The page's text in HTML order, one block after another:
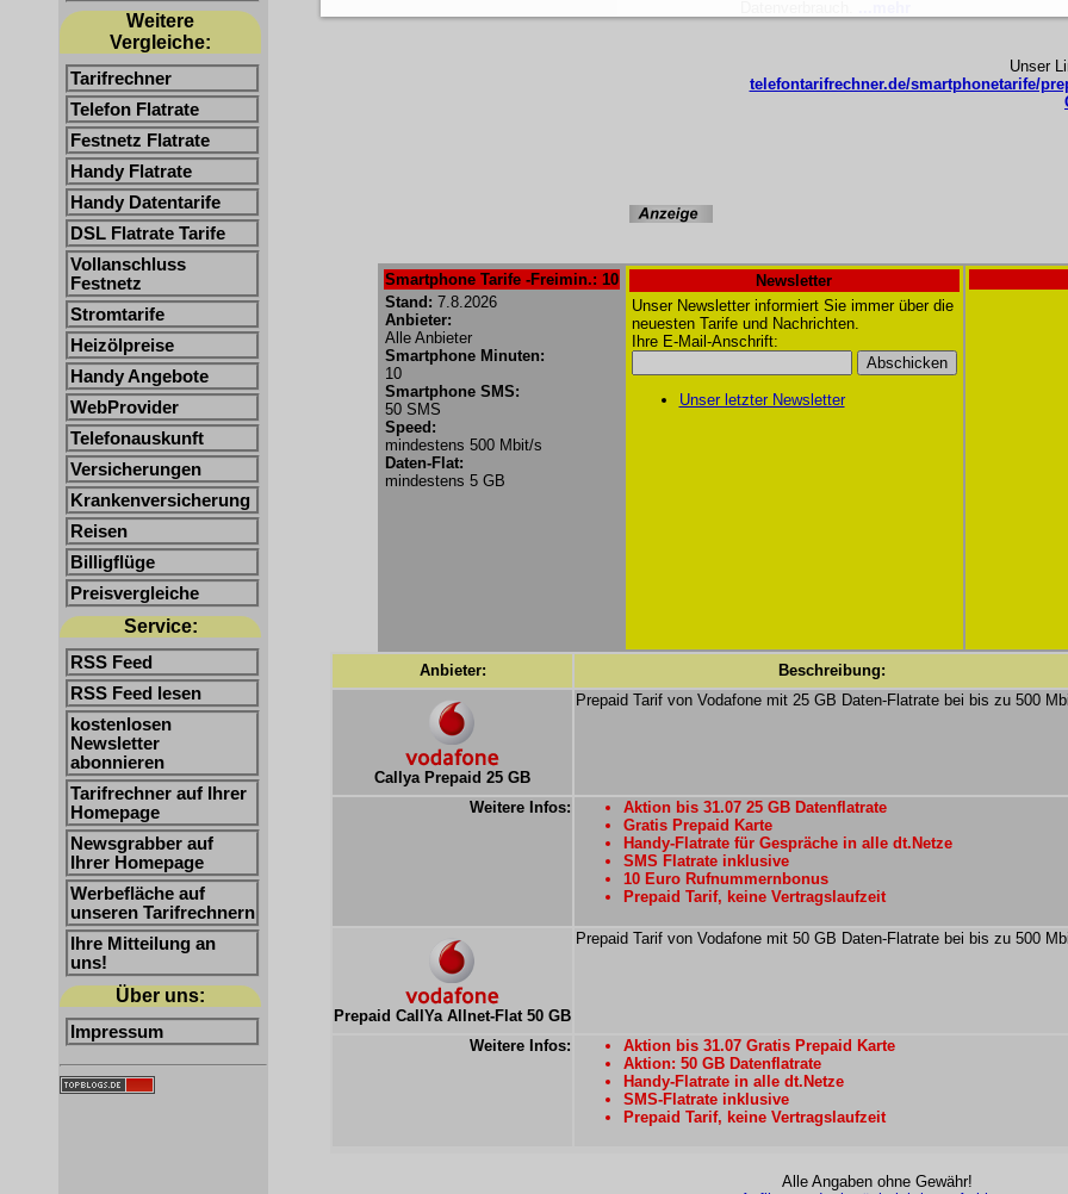
Weitere
Vergleiche:
Tarifrechner
Telefon Flatrate
Festnetz Flatrate
Handy Flatrate
Handy Datentarife
DSL Flatrate Tarife
Vollanschluss
Festnetz
Stromtarife
Heizölpreise
Handy Angebote
WebProvider
Telefonauskunft
Versicherungen
Krankenversicherung
Reisen
Billigflüge
Preisvergleiche
Service:
RSS Feed
RSS Feed lesen
kostenlosen
Newsletter
abonnieren
Tarifrechner auf Ihrer
Homepage
Newsgrabber auf
Ihrer Homepage
Werbefläche auf
unseren Tarifrechnern
Ihre Mitteilung an
uns!
Über uns:
Impressum
Unser
telefontarifrechner.de/smartphonetarife/
Smartphone Tarife -Freimin.: 10
Stand: 7.8.2026
Anbieter:
Alle Anbieter
Smartphone Minuten:
10
Smartphone SMS:
50 SMS
Speed:
mindestens 500 Mbit/s
Daten-Flat:
mindestens 5 GB
Newsletter
Unser Newsletter informiert Sie immer über die
neuesten Tarife und Nachrichten.
Ihre E-Mail-Anschrift:
Unser letzter Newsletter
Anbieter: Beschreibung:
Callya Prepaid 25 GB
Prepaid Tarif von Vodafone mit 25 GB Daten-Flatrate bei bis zu 500
Weitere Infos:
Aktion bis 31.07 25 GB Datenflatrate
Gratis Prepaid Karte
Handy-Flatrate für Gespräche in alle dt.Netze
SMS Flatrate inklusive
10 Euro Rufnummernbonus
Prepaid Tarif, keine Vertragslaufzeit
Prepaid CallYa Allnet-Flat 50 GB
Prepaid Tarif von Vodafone mit 50 GB Daten-Flatrate bei bis zu 500
Weitere Infos:
Aktion bis 31.07 Gratis Prepaid Karte
Aktion: 50 GB Datenflatrate
Handy-Flatrate in alle dt.Netze
SMS-Flatrate inklusive
Prepaid Tarif, keine Vertragslaufzeit
Alle Angaben ohne Gewähr!